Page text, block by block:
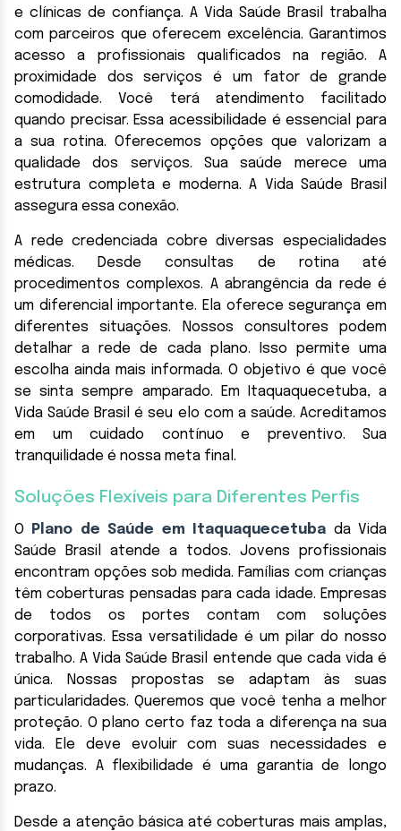
e clínicas de confiança. A Vida Saúde Brasil trabalha
com parceiros que oferecem excelência. Garantimos
acesso a profissionais qualificados na região. A
proximidade dos serviços é um fator de grande
comodidade. Você terá atendimento facilitado
quando precisar. Essa acessibilidade é essencial para
a sua rotina. Oferecemos opções que valorizam a
qualidade dos serviços. Sua saúde merece uma
estrutura completa e moderna. A Vida Saúde Brasil
assegura essa conexão.
A rede credenciada cobre diversas especialidades
médicas. Desde consultas de rotina até
procedimentos complexos. A abrangência da rede é
um diferencial importante. Ela oferece segurança em
diferentes situações. Nossos consultores podem
detalhar a rede de cada plano. Isso permite uma
escolha ainda mais informada. O objetivo é que você
se sinta sempre amparado. Em Itaquaquecetuba, a
Vida Saúde Brasil é seu elo com a saúde. Acreditamos
em um cuidado contínuo e preventivo. Sua
tranquilidade é nossa meta final.
Soluções Flexíveis para Diferentes Perfis
O Plano de Saúde em Itaquaquecetuba da Vida
Saúde Brasil atende a todos. Jovens profissionais
encontram opções sob medida. Famílias com crianças
têm coberturas pensadas para cada idade. Empresas
de todos os portes contam com soluções
corporativas. Essa versatilidade é um pilar do nosso
trabalho. A Vida Saúde Brasil entende que cada vida é
única. Nossas propostas se adaptam às suas
particularidades. Queremos que você tenha a melhor
proteção. O plano certo faz toda a diferença na sua
vida. Ele deve evoluir com suas necessidades e
mudanças. A flexibilidade é uma garantia de longo
prazo.
Desde a atenção básica até coberturas mais amplas,